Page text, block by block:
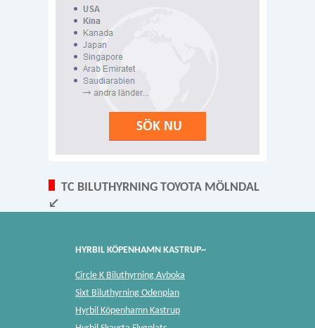
TC BILUTHYRNING TOYOTA MÖLNDAL
↙
HYRBIL KÖPENHAMN KASTRUP~
Circle K Biluthyrning Avboka
Sixt Biluthyrning Odenplan
Hyrbil Köpenhamn Kastrup